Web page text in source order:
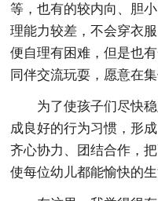
等，也有的较内向、胆
理能力较差，不会穿衣
便自理有困难，但是也
同伴交流玩耍，愿意在
为了使孩子们尽快
成良好的行为习惯，形
齐心协力、团结合作，
使每位幼儿都能愉快的